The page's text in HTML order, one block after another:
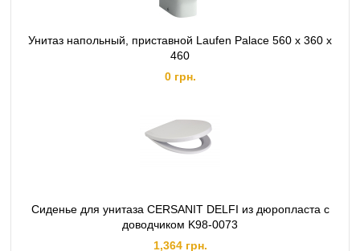
Унитаз напольный, приставной Laufen Palace 560 x 360 x
460
0 грн.
Сиденье для унитаза CERSANIT DELFI из дюропласта с
доводчиком K98-0073
1,364 грн.